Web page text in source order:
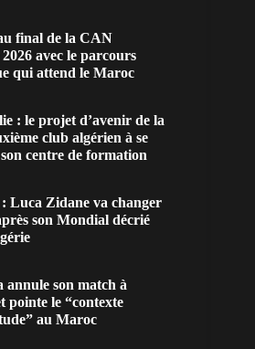
final de la CAN
avec le parcours
qui attend le Maroc
: le projet d’avenir de la
club algérien à se
centre de formation
Luca Zidane va changer
son Mondial décrié
annule son match à
pointe le “contexte
au Maroc